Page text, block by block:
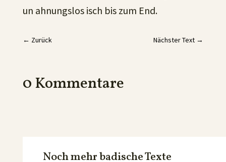
un ahnungslos isch bis zum End.
← Zurück Nächster Text →
0 Kommentare
Noch mehr badische Texte